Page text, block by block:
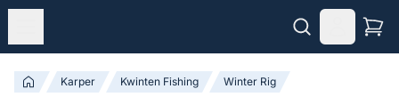
Karper Kwinten Fishing Winter Rig